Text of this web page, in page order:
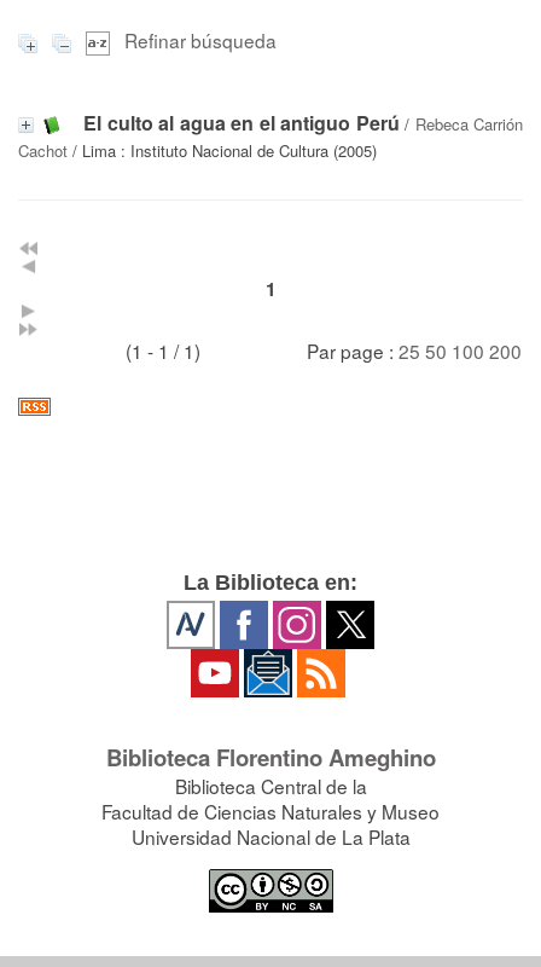
Refinar búsqueda
El culto al agua en el antiguo Perú / Rebeca Carrión
Cachot / Lima : Instituto Nacional de Cultura (2005)
1
(1 - 1 / 1) Par page : 25 50 100 200
La Biblioteca en:
Biblioteca Florentino Ameghino
Biblioteca Central de la
Facultad de Ciencias Naturales y Museo
Universidad Nacional de La Plata